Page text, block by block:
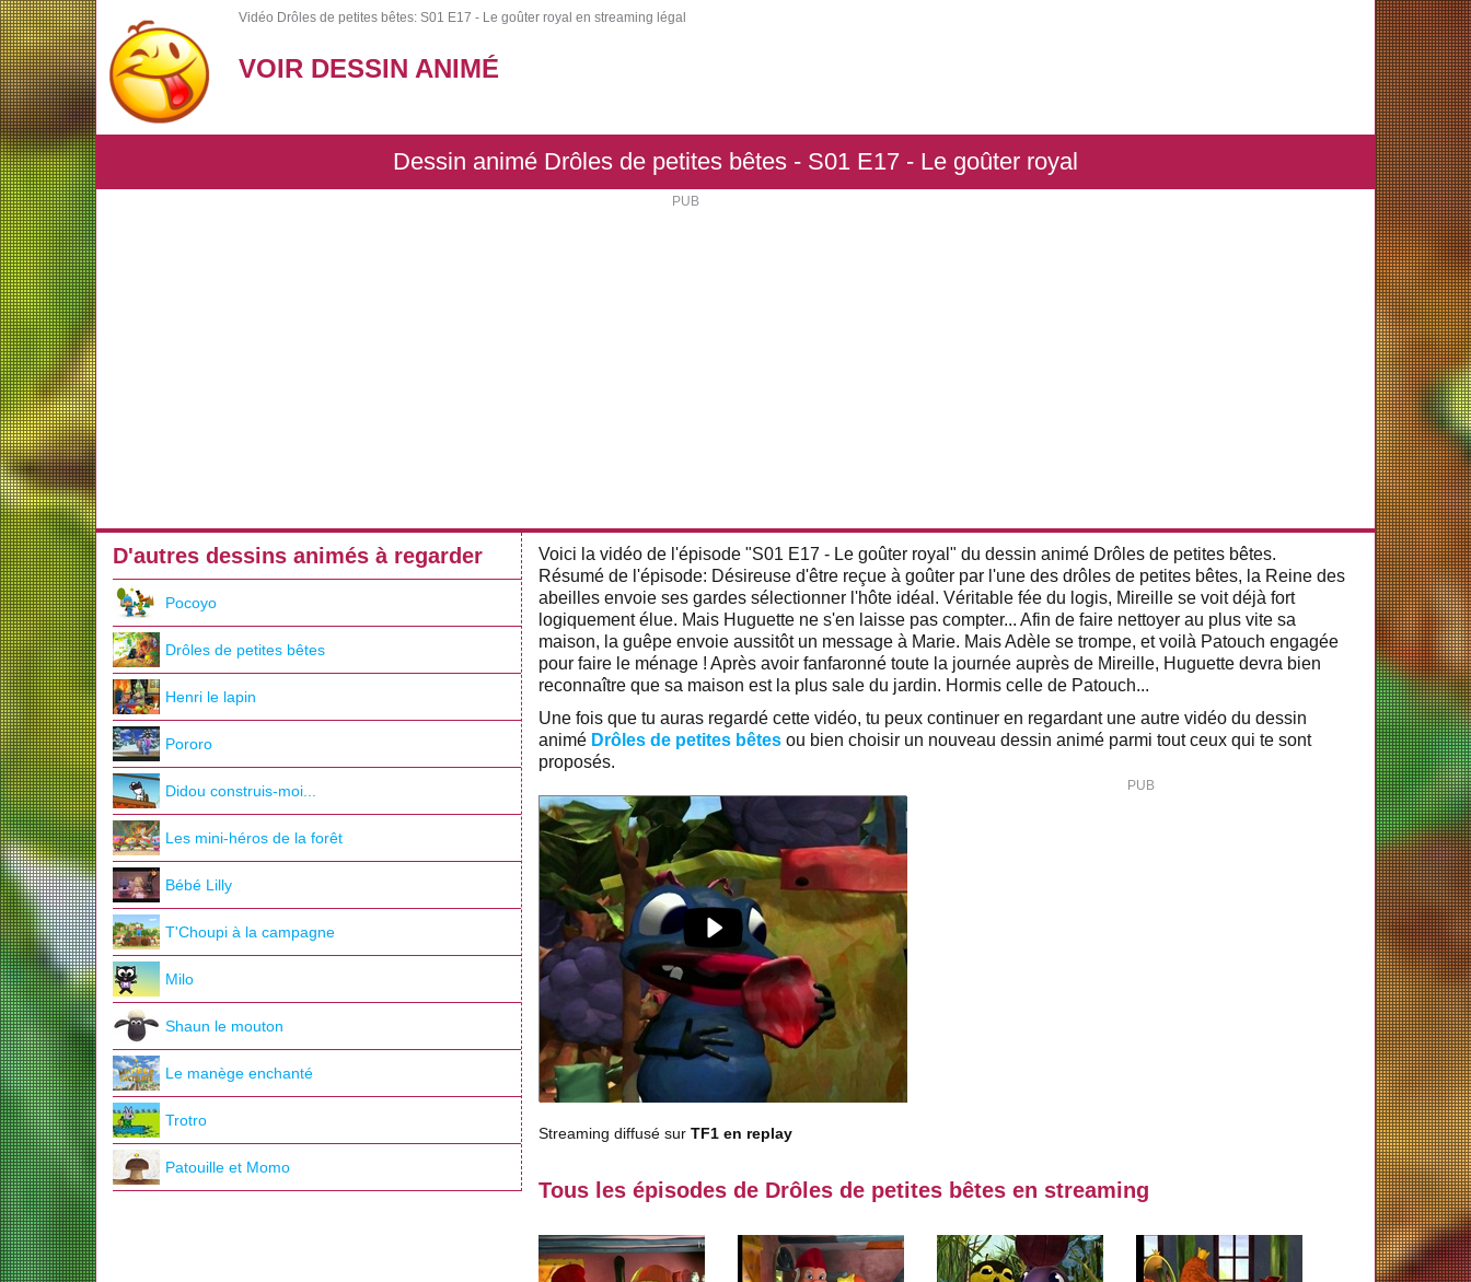
Vidéo Drôles de petites bêtes: S01 E17 - Le goûter royal en streaming légal
VOIR DESSIN ANIMÉ
Dessin animé Drôles de petites bêtes - S01 E17 - Le goûter royal
Voici la vidéo de l'épisode "S01 E17 - Le goûter royal" du dessin animé Drôles de petites bêtes.
Résumé de l'épisode: Désireuse d'être reçue à goûter par l'une des drôles de petites bêtes, la Reine des
abeilles envoie ses gardes sélectionner l'hôte idéal. Véritable fée du logis, Mireille se voit déjà fort
logiquement élue. Mais Huguette ne s'en laisse pas compter... Afin de faire nettoyer au plus vite sa
maison, la guêpe envoie aussitôt un message à Marie. Mais Adèle se trompe, et voilà Patouch engagée
pour faire le ménage ! Après avoir fanfaronné toute la journée auprès de Mireille, Huguette devra bien
reconnaître que sa maison est la plus sale du jardin. Hormis celle de Patouch...
Une fois que tu auras regardé cette vidéo, tu peux continuer en regardant une autre vidéo du dessin
animé Drôles de petites bêtes ou bien choisir un nouveau dessin animé parmi tout ceux qui te sont
proposés.
Streaming diffusé surTF1 en replay
Tous les épisodes de Drôles de petites bêtes en streaming
D'autres dessins animés à regarder
Pocoyo
Drôles de petites bêtes
Henri le lapin
Pororo
Didou construis-moi...
Les mini-héros de la forêt
Bébé Lilly
T'Choupi à la campagne
Milo
Shaun le mouton
Le manège enchanté
Trotro
Patouille et Momo